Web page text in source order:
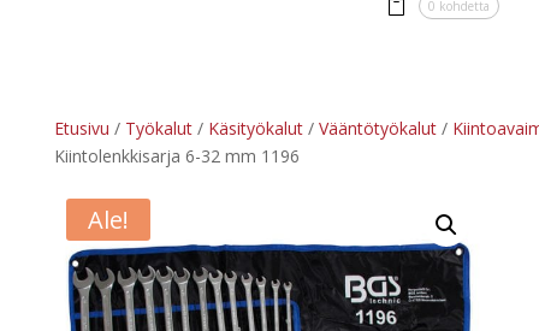
0 kohdetta
Etusivu / Työkalut/ Käsityökalut/ Vääntötyökalut/
Kiintolenkkisarja 6-32 mm 1196
Ale!